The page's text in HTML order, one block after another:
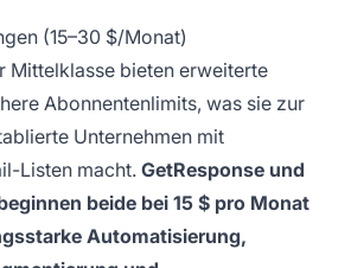
(15–30 $/Monat)
Mittelklasse bieten erweiterte
Abonnentenlimits, was sie zur
Unternehmen mit
Listen macht. GetResponse und
beide bei 15 $ pro Monat
Automatisierung,